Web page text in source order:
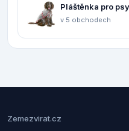
Pláštěnka pro
v 5 obchodech
Zemezvirat.cz